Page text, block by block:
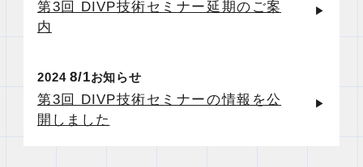
第3回 DIVP技術セミナー延期のご案
内
2024 8 1お知らせ
第3回 DIVP技術セミナーの情報を公
開しました